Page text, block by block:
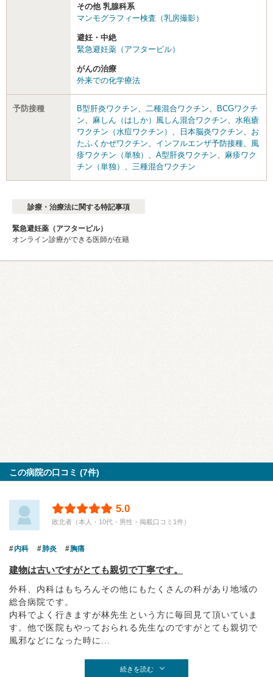
その他 乳腺科系
マンモグラフィー検査（乳房撮影）
避妊・中絶
緊急避妊薬（アフターピル）
がんの治療
外来での化学療法
予防接種 B型肝炎ワクチン 二種混合ワクチン
BCGワクチ
ン
麻しん（はしか）風しん混合ワクチン
水疱瘡
ワクチン（水痘ワクチン）
日本脳炎ワクチン
お
たふくかぜワクチン
インフルエンザ予防接種
風
疹ワクチン（単独）
A型肝炎ワクチン
麻疹ワク
チン（単独）
三種混合ワクチン
診療・治療法に関する特記事項
緊急避妊薬（アフターピル）
オンライン診療ができる医師が在籍
この病院の口コミ (7件)
5.0
敗北者（本人・10代・男性・掲載口コミ1件）
内科 肺炎 胸痛
建物は古いですがとても親切で丁寧です。
外科、内科はもちろんその他にもたくさんの科があり地域の
総合病院です。
内科でよく行きますが林先生という方に毎回見て頂いていま
す。他で医院もやっておられる先生なのですがとても親切で
風邪などになった時に...
続きを読む